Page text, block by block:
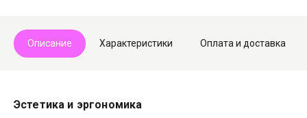
Описание Характеристики Оплата и доставка
Эстетика и эргономика